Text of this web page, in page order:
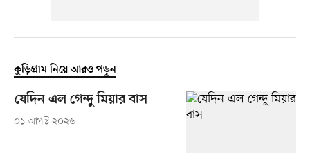
কুড়িগ্রাম নিয়ে আরও পড়ুন
যেদিন এল গেন্দু মিয়ার বাস
০১ আগস্ট ২০২৬